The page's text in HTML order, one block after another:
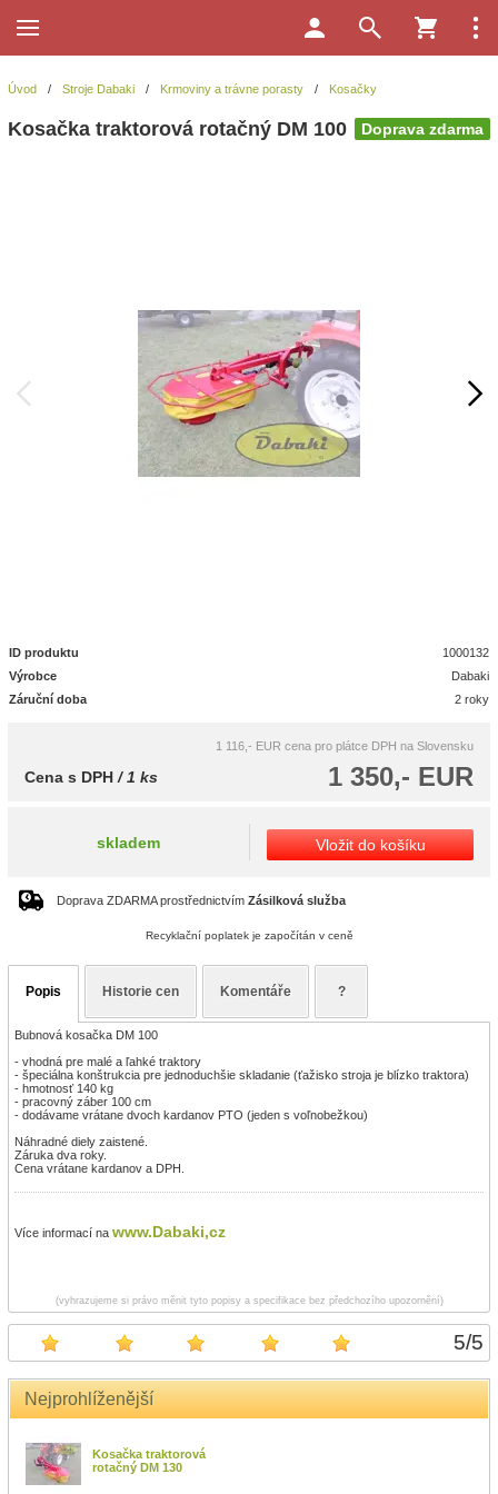
5/5
Nejprohlíženější
Kosačka traktorová
rotačný DM 130
Úvod / Stroje Dabaki / Krmoviny a trávne porasty / Kosačky
Doprava zdarma
Kosačka traktorová rotačný DM 100
ID produktu
1000132
Výrobce
Dabaki
Záruční doba
2 roky
1 116,- EUR cena pro plátce DPH na Slovensku
1 350,- EUR
Cena s DPH / 1 ks
skladem Vložit do košíku
Doprava ZDARMA prostřednictvím Zásilková služba
Recyklační poplatek je započítán v ceně
Popis Historie cen Komentáře ?
Bubnová kosačka DM 100
- vhodná pre malé a ľahké traktory
- špeciálna konštrukcia pre jednoduchšie skladanie (ťažisko stroja je blízko traktora)
- hmotnosť 140 kg
- pracovný záber 100 cm
- dodávame vrátane dvoch kardanov PTO (jeden s voľnobežkou)
Náhradné diely zaistené.
Záruka dva roky.
Cena vrátane kardanov a DPH.
Více informací na www.Dabaki,cz
(vyhrazujeme si právo měnit tyto popisy a specifikace bez předchozího upozornění)